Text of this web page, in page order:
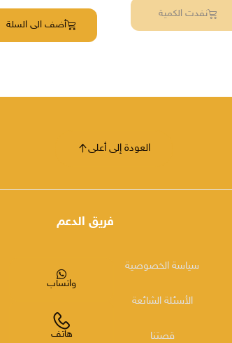
نفدت الكمية
أضف الى السلة
العودة إلى أعلى
سياسة الخصوصية
الأسئلة الشائعة
قصتنا
فريق الدعم
واتساب
هاتف